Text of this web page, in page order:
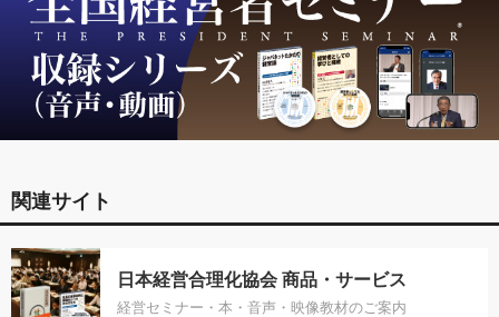
関連サイト
日本経営合理化協会 商品・サービス
経営セミナー・本・音声・映像教材のご案内